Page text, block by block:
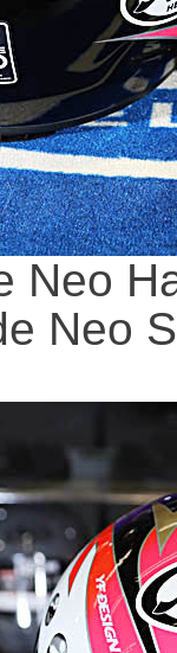
Neo
Neo